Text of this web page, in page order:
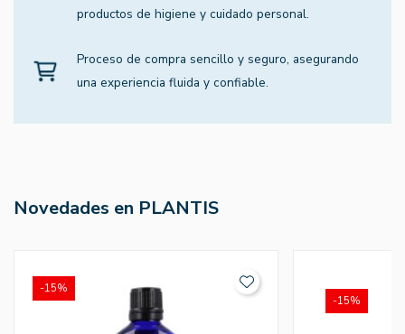
productos de higiene y cuidado personal.
Proceso de compra sencillo y seguro, asegurando
una experiencia fluida y confiable.
Novedades en PLANTIS
-15%
-15%